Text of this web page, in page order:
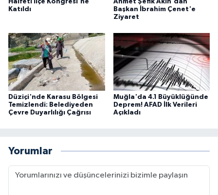
Halfeti İlçe Kongresi'ne
Katıldı
Ahmet Şefik Akın'dan
Başkan İbrahim Çenet'e
Ziyaret
Düziçi'nde Karasu Bölgesi
Temizlendi: Belediyeden
Çevre Duyarlılığı Çağrısı
Muğla'da 4.1 Büyüklüğünde
Deprem! AFAD İlk Verileri
Açıkladı
Yorumlar